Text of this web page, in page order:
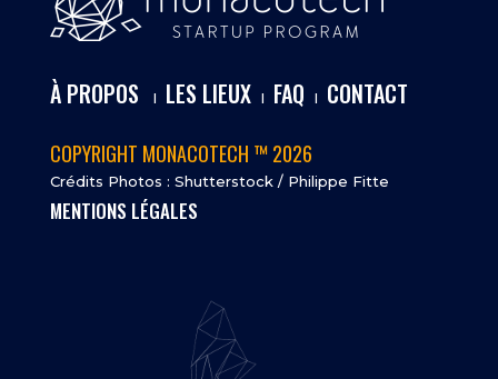
À PROPOS I LES LIEUXI FAQ I CONTACT
COPYRIGHT MONACOTECH ™ 2026
Crédits Photos : Shutterstock / Philippe Fitte
MENTIONS LÉGALES